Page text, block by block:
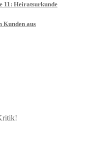
11: Heiratsurkunde
Kunden aus